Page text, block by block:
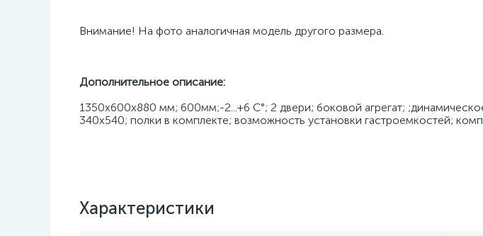
Внимание! На фото аналогичная модель другого размера.
Дополнительное описание:
1350х600х880 мм; 600мм;-2...+6 C°; 2 двери; боковой агрегат;
340х540; полки в комплекте; возможность установки гастроемкостей;
Характеристики